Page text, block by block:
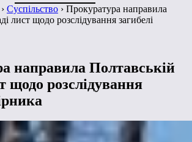
› Суспільство › Прокуратура направила
лист щодо розслідування загибелі
направила Полтавській
щодо розслідування